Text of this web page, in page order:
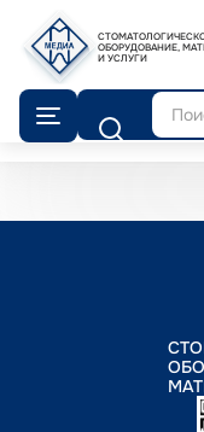
ОБОРУДОВАНИЕ,
И УСЛУГИ
Поиск